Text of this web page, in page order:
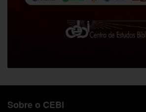
Sobre o CEBI